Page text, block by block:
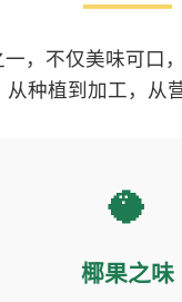
，不仅美味可口
种植到加工，从
🥥
椰果之味